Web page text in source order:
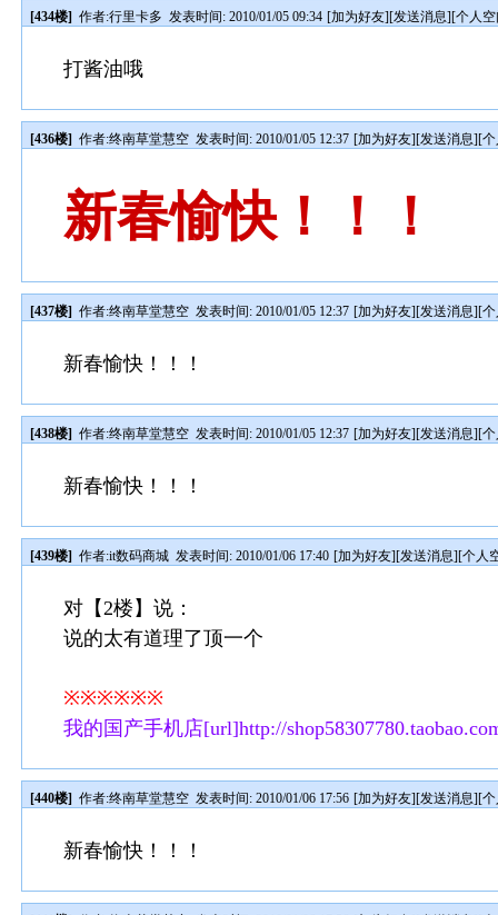
[434楼] 作者:行里卡多 发表时间: 2010/01/05 09:34 [加为好友][发送消息][个人
打酱油哦
[436楼] 作者:终南草堂慧空 发表时间: 2010/01/05 12:37 [加为好友][发送消息][
新春愉快！！！
[437楼] 作者:终南草堂慧空 发表时间: 2010/01/05 12:37 [加为好友][发送消息][
新春愉快！！！
[438楼] 作者:终南草堂慧空 发表时间: 2010/01/05 12:37 [加为好友][发送消息][
新春愉快！！！
[439楼] 作者:it数码商城 发表时间: 2010/01/06 17:40 [加为好友][发送消息][个人
对【2楼】说：
说的太有道理了顶一个
※※※※※※
我的国产手机店[url]http://
[440楼] 作者:终南草堂慧空 发表时间: 2010/01/06 17:56 [加为好友][发送消息][
新春愉快！！！